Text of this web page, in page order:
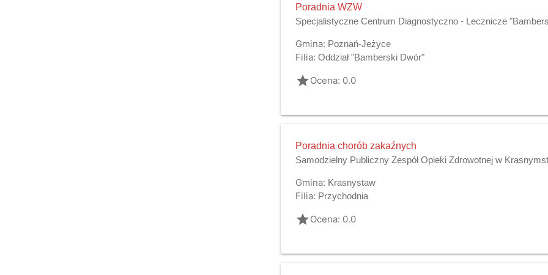
Poradnia WZW
Specjalistyczne Centrum Diagnostyczno - Lecznicze
Gmina: Poznań-Jeżyce
Filia: Oddział "Bamberski Dwór"
gradeOcena: 0.0
Poradnia chorób zakaźnych
Samodzielny Publiczny Zespół Opieki Zdrowotnej w
Gmina: Krasnystaw
Filia: Przychodnia
gradeOcena: 0.0